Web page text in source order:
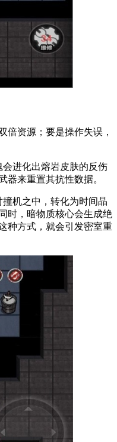
倍资源；要是操作失误，
进化出熔岩皮肤的反伤
器来重置其抗性数据。
机之中，转化为时间晶
时，暗物质核心会生成绝
种方式，就会引发密室重